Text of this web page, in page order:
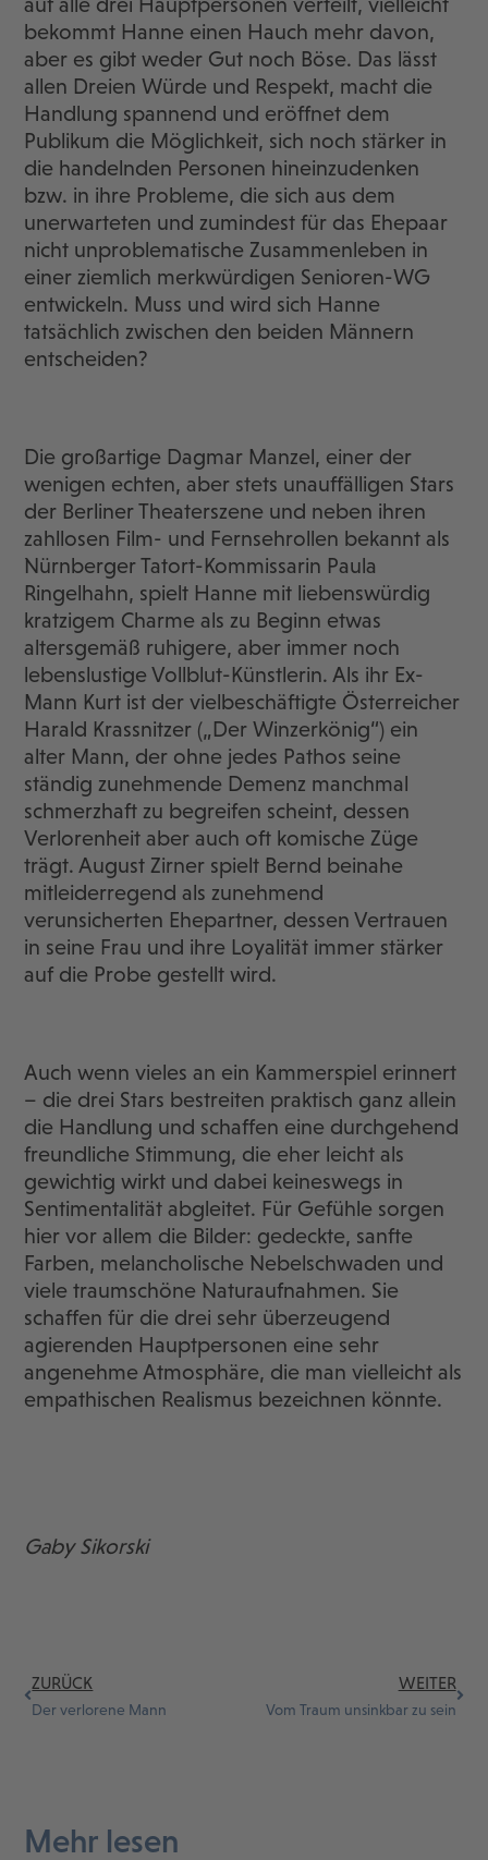
bekommt Hanne einen Hauch mehr davon,
aber es gibt weder Gut noch Böse. Das lässt
allen Dreien Würde und Respekt, macht die
Handlung spannend und eröffnet dem
Publikum die Möglichkeit, sich noch stärker in
die handelnden Personen hineinzudenken
bzw. in ihre Probleme, die sich aus dem
unerwarteten und zumindest für das Ehepaar
nicht unproblematische Zusammenleben in
einer ziemlich merkwürdigen Senioren-WG
entwickeln. Muss und wird sich Hanne
tatsächlich zwischen den beiden Männern
entscheiden?
Die großartige Dagmar Manzel, einer der
wenigen echten, aber stets unauffälligen Stars
der Berliner Theaterszene und neben ihren
zahllosen Film- und Fernsehrollen bekannt als
Nürnberger Tatort-Kommissarin Paula
Ringelhahn, spielt Hanne mit liebenswürdig
kratzigem Charme als zu Beginn etwas
altersgemäß ruhigere, aber immer noch
lebenslustige Vollblut-Künstlerin. Als ihr Ex-
Mann Kurt ist der vielbeschäftigte Österreicher
Harald Krassnitzer („Der Winzerkönig“) ein
alter Mann, der ohne jedes Pathos seine
ständig zunehmende Demenz manchmal
schmerzhaft zu begreifen scheint, dessen
Verlorenheit aber auch oft komische Züge
trägt. August Zirner spielt Bernd beinahe
mitleiderregend als zunehmend
verunsicherten Ehepartner, dessen Vertrauen
in seine Frau und ihre Loyalität immer stärker
auf die Probe gestellt wird.
Auch wenn vieles an ein Kammerspiel erinnert
– die drei Stars bestreiten praktisch ganz allein
die Handlung und schaffen eine durchgehend
freundliche Stimmung, die eher leicht als
gewichtig wirkt und dabei keineswegs in
Sentimentalität abgleitet. Für Gefühle sorgen
hier vor allem die Bilder: gedeckte, sanfte
Farben, melancholische Nebelschwaden und
viele traumschöne Naturaufnahmen. Sie
schaffen für die drei sehr überzeugend
agierenden Hauptpersonen eine sehr
angenehme Atmosphäre, die man vielleicht als
empathischen Realismus bezeichnen könnte.
Gaby Sikorski
ZURÜCK
Der verlorene Mann
WEITER
Vom Traum unsinkbar zu sein
Mehr lesen